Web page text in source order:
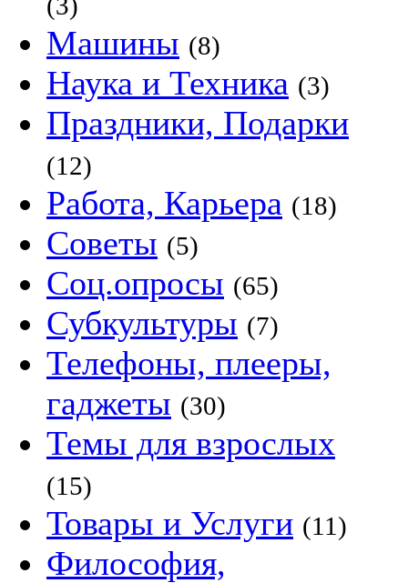
Машины (8)
Наука и Техника (3)
Праздники, Подарки
(12)
Работа, Карьера (18)
Советы (5)
Соц.опросы (65)
Субкультуры (7)
Телефоны, плееры,
гаджеты (30)
Темы для взрослых
(15)
Товары и Услуги (11)
Философия,